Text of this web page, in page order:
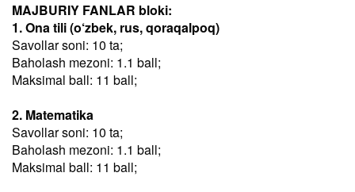
MAJBURIY FANLAR bloki:
1. Ona tili (o‘zbek, rus, qoraqalpoq)
Savollar soni: 10 ta;
Baholash mezoni: 1.1 ball;
Maksimal ball: 11 ball;
2. Matematika
Savollar soni: 10 ta;
Baholash mezoni: 1.1 ball;
Maksimal ball: 11 ball;